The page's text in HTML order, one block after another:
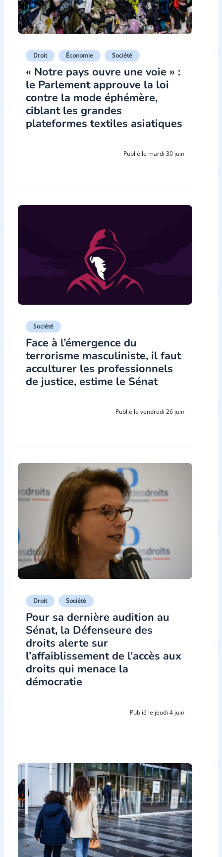
Droit Économie Société
« Notre pays ouvre une voie » :
le Parlement approuve la loi
contre la mode éphémère,
ciblant les grandes
plateformes textiles asiatiques
Publié le mardi 30 juin
Société
Face à l’émergence du
terrorisme masculiniste, il faut
acculturer les professionnels
de justice, estime le Sénat
Publié le vendredi 26 juin
Droit Société
Pour sa dernière audition au
Sénat, la Défenseure des
droits alerte sur
l’affaiblissement de l’accès aux
droits qui menace la
démocratie
Publié le jeudi 4 juin